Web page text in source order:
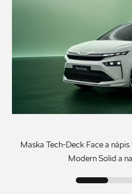
Maska Tech-Deck Face a
Modern Solid a